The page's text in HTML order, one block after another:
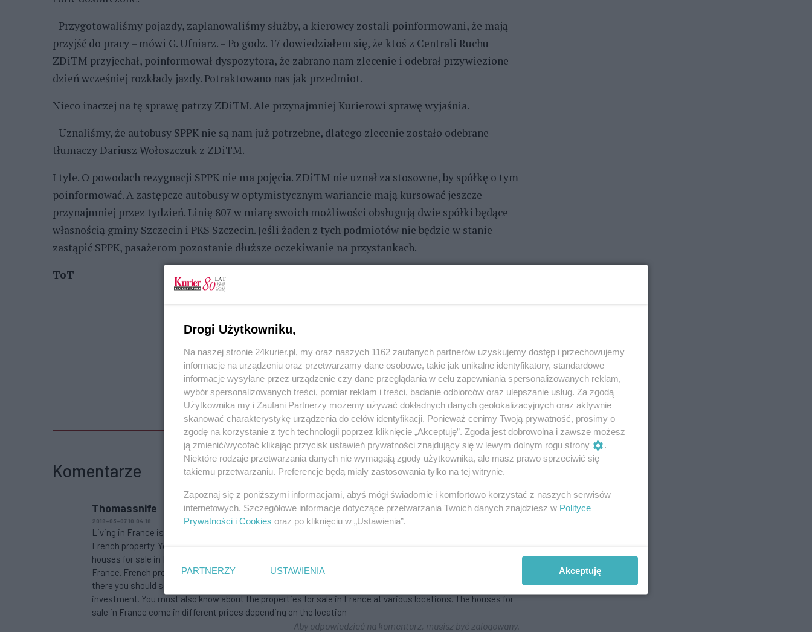
- Przygotowaliśmy pojazdy, zaplanowaliśmy służby, a kierowcy zostali poinformowani, że mają
przyjść do pracy – mówi G. Ufniarz. – Po godz. 17 dowiedziałem się, że ktoś z Centrali Ruchu
ZDiTM przyjechał, poinformował dyspozytora, że zabrano nam zlecenie i odebrał przywiezione
dzień wcześniej rozkłady jazdy. Potraktowano nas jak przedmiot.
Nieco inaczej na tę sprawę patrzy ZDiTM. Ale przynajmniej Kurierowi sprawę wyjaśnia.
- Uznaliśmy, że autobusy SPPK nie są nam już potrzebne, dlatego zlecenie zostało odebrane –
tłumaczy Dariusz Wołoszczuk z ZDiTM.
I tyle. O powodach rezygnacji SPPK nie ma pojęcia. ZDiTM nie uznał za stosowne, by spółkę o tym
poinformować. A zastępcze autobusy w optymistycznym wariancie mają kursować jeszcze
przynajmniej przez tydzień. Linię 807 w miarę swoich możliwości obsługują dwie spółki będące
własnością gminy Szczecin i PKS Szczecin. Jeśli żaden z tych podmiotów nie będzie w stanie
zastąpić SPPK, pasażerom pozostanie dłuższe oczekiwanie na przystankach.
ToT
REKLAMA
Komentarze
Thomassnife
2018-03-07 10:04:18
Living in France is one thing desired by many individuals. If you want to live in France then you have to get
French property. You can read the advertisement section of the newspapers which has the section of
houses for sale in France. After making a suitable choice, you should research about the properties for sale in
France. French property is now a days very much wanted also. If you want to live in France and spend your life
there you should select a proper house. French property is not cheap and you need to make a major
investment. You must also know about the properties for sale in France at various locations. The houses for
sale in France come in different prices depending on the location
Aby odpowiedzieć na komentarz, musisz być zalogowany.
Drogi Użytkowniku,
Na naszej stronie 24kurier.pl, my oraz naszych 1162 zaufanych partnerów uzyskujemy dostęp i przechowujemy
informacje na urządzeniu oraz przetwarzamy dane osobowe, takie jak unikalne identyfikatory, standardowe
informacje wysyłane przez urządzenie czy dane przeglądania w celu zapewniania spersonalizowanych reklam,
wybór spersonalizowanych treści, pomiar reklam i treści, badanie odbiorców oraz ulepszanie usług. Za zgodą
Użytkownika my i Zaufani Partnerzy możemy używać dokładnych danych geolokalizacyjnych oraz aktywnie
skanować charakterystykę urządzenia do celów identyfikacji. Ponieważ cenimy Twoją prywatność, prosimy o
zgodę na korzystanie z tych technologii poprzez kliknięcie „Akceptuję”. Zgoda jest dobrowolna i zawsze możesz
ją zmienić/wycofać klikając przycisk ustawień prywatności znajdujący się w lewym dolnym rogu strony
.
Niektóre rodzaje przetwarzania danych nie wymagają zgody użytkownika, ale masz prawo sprzeciwić się
takiemu przetwarzaniu. Preferencje będą miały zastosowania tylko na tej witrynie.
Zapoznaj się z poniższymi informacjami, abyś mógł świadomie i komfortowo korzystać z naszych serwisów
internetowych. Szczegółowe informacje dotyczące przetwarzania Twoich danych znajdziesz w Polityce
Prywatności i Cookies oraz po kliknięciu w „Ustawienia”.
PARTNERZY USTAWIENIA Akceptuję